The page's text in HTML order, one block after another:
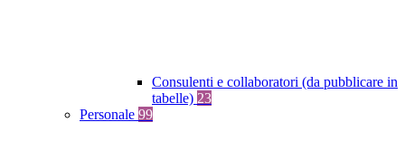
Consulenti e collaboratori (da pubblicare in
tabelle) 23
Personale 99